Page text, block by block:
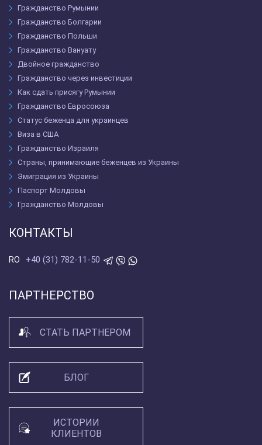
Гражданство Румынии
Гражданство Болгарии
Гражданство Польши
Гражданство Вануату
Двойное гражданство
Гражданство через инвестиции
Как сдать присягу Румынии
Гражданство Евросоюза
Статус беженца для украинцев
Виза в США
Гражданство Израиля
Страны, принимающие беженцев из Украины
Эмиграция из Украины
Паспорт Молдовы
Гражданство Молдовы
КОНТАКТЫ
RO +40 (31) 782-11-50
ПАРТНЕРСТВО
СТАТЬ ПАРТНЕРОМ
БЛОГ
ИСТОРИИ
КЛИЕНТОВ